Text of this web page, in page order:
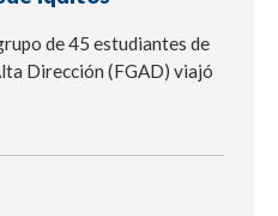
de 45 estudiantes de
Dirección (FGAD) viajó